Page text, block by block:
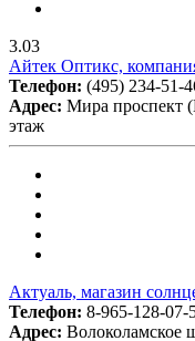
3.03
Айтек Оптикс,
Телефон: (495) 234-51-
Адрес: Мира проспект
этаж
Актуаль, магазин
Телефон: 8-965-128-07-
Адрес: Волоколамское